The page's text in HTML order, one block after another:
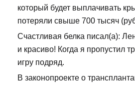
который будет выплачивать
потеряли свыше 700 тысяч
Счастливая белка писал(а):
и красиво! Когда я пропустил
игру подряд.
В законопроекте о